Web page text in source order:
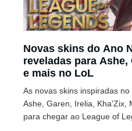
Novas skins do Ano
reveladas para
e mais no LoL
As novas skins inspiradas
Ashe, Garen, Irelia, Kha'Zix,
para chegar ao League of